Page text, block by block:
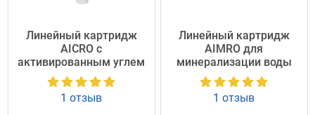
Линейный картридж
AICRO с
активированным углем
1 отзыв
Линейный картридж
AIMRO для
минерализации воды
1 отзыв